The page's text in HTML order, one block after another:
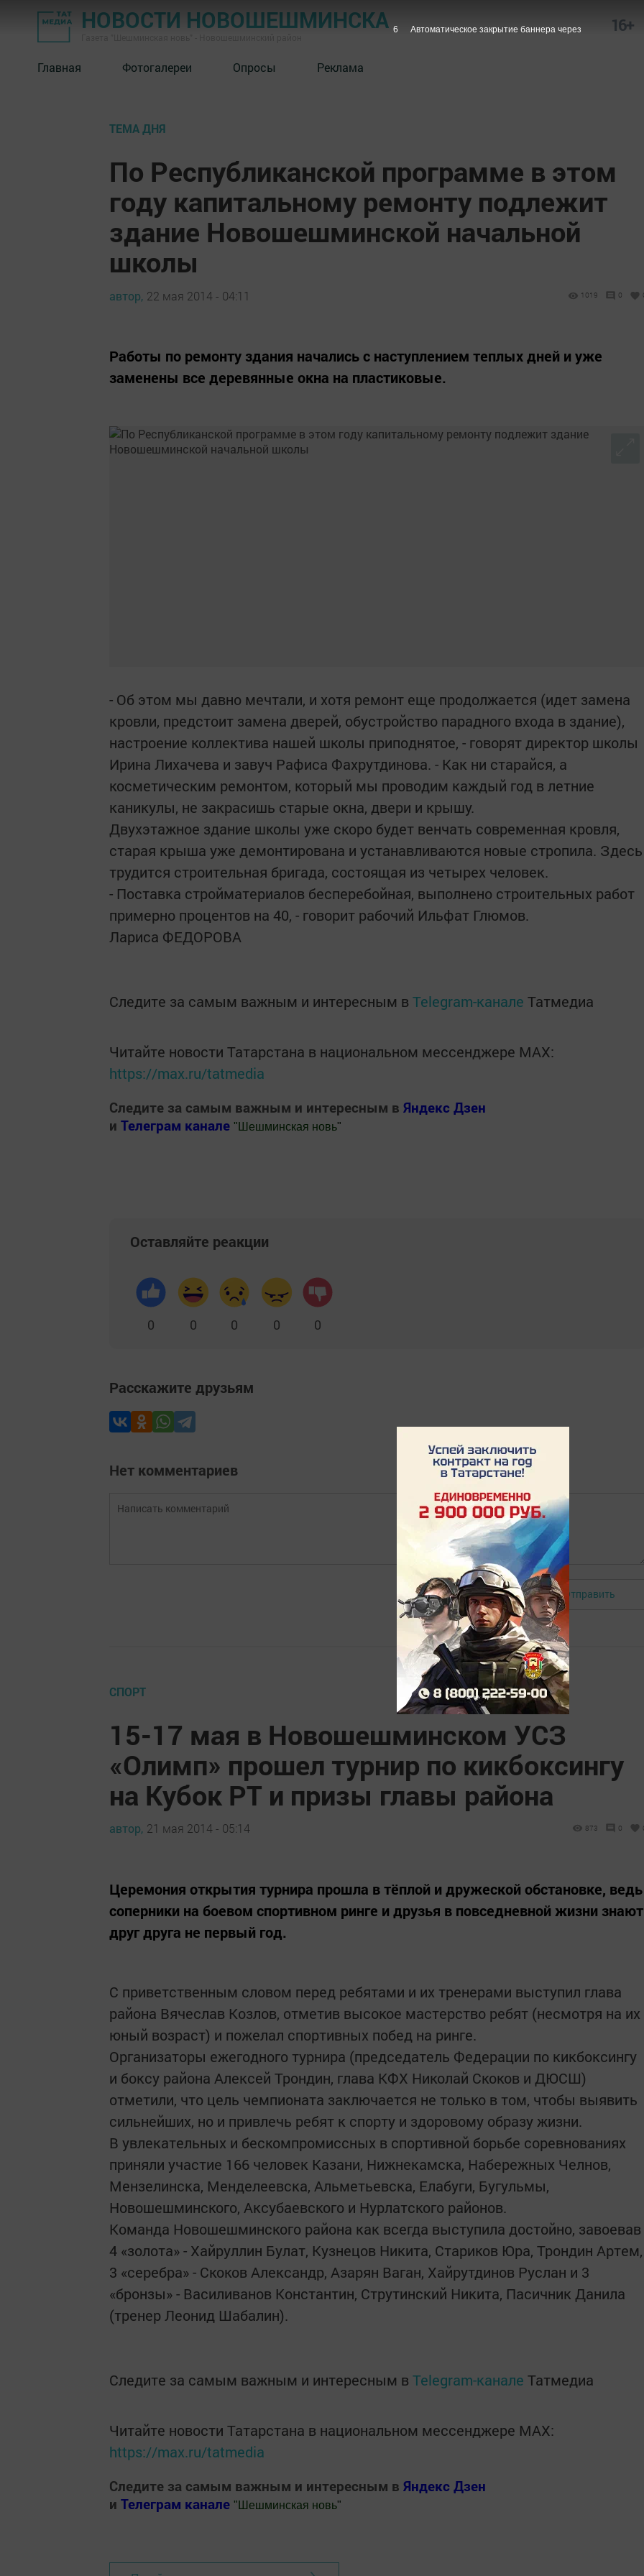
НОВОСТИ НОВОШЕШМИНСКА 16+
Главная Фотогалереи Опросы Реклама
ТЕМА ДНЯ
По Республиканской программе в этом
году капитальному ремонту подлежит
здание Новошешминской начальной
школы
автор, 22 мая 2014 - 04:11 1019 0
Работы по ремонту здания начались с наступлением теплых дней и уже
заменены все деревянные окна на пластиковые.
- Об этом мы давно мечтали, и хотя ремонт еще продолжается (идет замена
кровли, предстоит замена дверей, обустройство парадного входа в здание),
настроение коллектива нашей школы приподнятое, - говорят директор школы
Ирина Лихачева и завуч Рафиса Фахрутдинова. - Как ни старайся, а
косметическим ремонтом, который мы проводим каждый год в летние
каникулы, не закрасишь старые окна, двери и крышу.
Двухэтажное здание школы уже скоро будет венчать современная кровля,
старая крыша уже демонтирована и устанавливаются новые стропила. Здесь
трудится строительная бригада, состоящая из четырех человек.
- Поставка стройматериалов бесперебойная, выполнено строительных работ
примерно процентов на 40, - говорит рабочий Ильфат Глюмов.
Лариса ФЕДОРОВА
Следите за самым важным и интересным в Telegram-канале Татмедиа
Читайте новости Татарстана в национальном мессенджере MАХ:
https://max.ru/tatmedia
Следите за самым важным и интересным в Яндекс Дзен
и Телеграм канале " Шешминская новь"
Оставляйте реакции
0 0 0 0 0
Расскажите друзьям
Нет комментариев
Авторизоваться Отправить
СПОРТ
15-17 мая в Новошешминском УСЗ
«Олимп» прошел турнир по кикбоксингу
на Кубок РТ и призы главы района
автор, 21 мая 2014 - 05:14 873 0
Церемония открытия турнира прошла в тёплой и дружеской обстановке, ведь
соперники на боевом спортивном ринге и друзья в повседневной жизни знают
друг друга не первый год.
С приветственным словом перед ребятами и их тренерами выступил глава
района Вячеслав Козлов, отметив высокое мастерство ребят (несмотря на их
юный возраст) и пожелал спортивных побед на ринге.
Организаторы ежегодного турнира (председатель Федерации по кикбоксингу
и боксу района Алексей Трондин, глава КФХ Николай Скоков и ДЮСШ)
отметили, что цель чемпионата заключается не только в том, чтобы выявить
сильнейших, но и привлечь ребят к спорту и здоровому образу жизни.
В увлекательных и бескомпромиссных в спортивной борьбе соревнованиях
приняли участие 166 человек Казани, Нижнекамска, Набережных Челнов,
Мензелинска, Менделеевска, Альметьевска, Елабуги, Бугульмы,
Новошешминского, Аксубаевского и Нурлатского районов.
Команда Новошешминского района как всегда выступила достойно, завоевав
4 «золота» - Хайруллин Булат, Кузнецов Никита, Стариков Юра, Трондин Артем,
3 «серебра» - Скоков Александр, Азарян Ваган, Хайрутдинов Руслан и 3
«бронзы» - Василиванов Константин, Струтинский Никита, Пасичник Данила
(тренер Леонид Шабалин).
Следите за самым важным и интересным в Telegram-канале Татмедиа
Читайте новости Татарстана в национальном мессенджере MАХ:
https://max.ru/tatmedia
Следите за самым важным и интересным в Яндекс Дзен
и Телеграм канале " Шешминская новь"
5 Автоматическое закрытие баннера через